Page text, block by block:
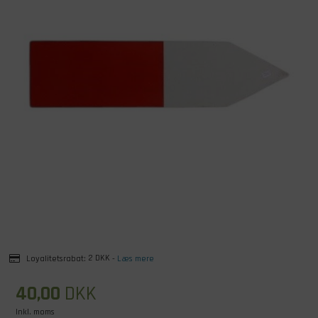
Loyalitetsrabat: 2 DKK - Læs mere
40,00 DKK
Inkl. moms